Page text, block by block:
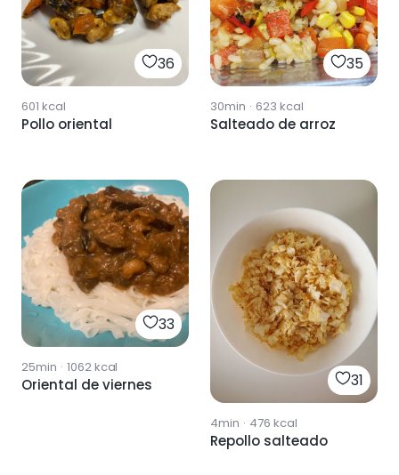
36
601 kcal
Pollo oriental
35
30min · 623 kcal
Salteado de arroz
33
25min · 1062kcal
Oriental de viernes 31
4min · 476 kcal
Repollo salteado